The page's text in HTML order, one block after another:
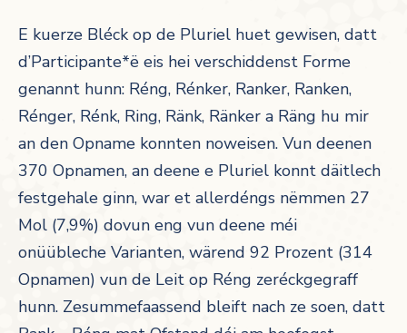
E kuerze Bléck op de Pluriel huet gewisen, datt
d’Participante*ë eis hei verschiddenst Forme
genannt hunn: Réng, Rénker, Ranker, Ranken,
Rénger, Rénk, Ring, Ränk, Ränker a Räng hu mir
an den Opname konnten noweisen. Vun deenen
370 Opnamen, an deene e Pluriel konnt däitlech
festgehale ginn, war et allerdéngs nëmmen 27
Mol (7,9%) dovun eng vun deene méi
onüübleche Varianten, wärend 92 Prozent (314
Opnamen) vun de Leit op Réng zeréckgegraff
hunn. Zesummefaassend bleift nach ze soen, datt